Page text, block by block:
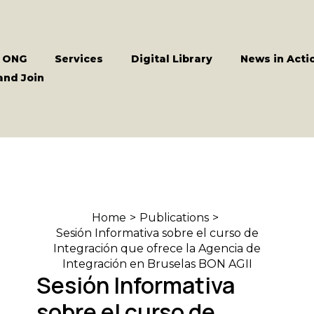
Services Digital Library News in
Join
Home
Publications
Sesión Informativa sobre el curso de
Integración que ofrece la Agencia de
Integración en Bruselas BON AGII
Sesión Informativa